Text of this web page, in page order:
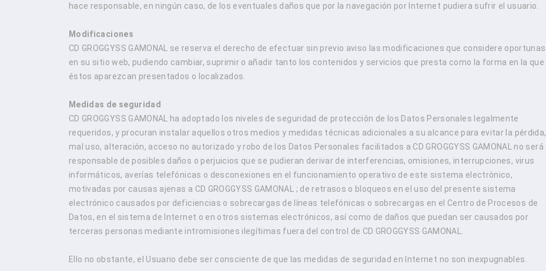
hace responsable, en ningún caso, de los eventuales daños que por la navegación por Internet pudiera sufrir el usuario.
Modificaciones
CD GROGGYSS GAMONAL se reserva el derecho de efectuar sin previo aviso las modificaciones que considere oportunas
en su sitio web, pudiendo cambiar, suprimir o añadir tanto los contenidos y servicios que presta como la forma en la que
éstos aparezcan presentados o localizados.
Medidas de seguridad
CD GROGGYSS GAMONAL ha adoptado los niveles de seguridad de protección de los Datos Personales legalmente
requeridos, y procuran instalar aquellos otros medios y medidas técnicas adicionales a su alcance para evitar la pérdida,
mal uso, alteración, acceso no autorizado y robo de los Datos Personales facilitados a CD GROGGYSS GAMONAL no será
responsable de posibles daños o perjuicios que se pudieran derivar de interferencias, omisiones, interrupciones, virus
informáticos, averías telefónicas o desconexiones en el funcionamiento operativo de este sistema electrónico,
motivadas por causas ajenas a CD GROGGYSS GAMONAL ; de retrasos o bloqueos en el uso del presente sistema
electrónico causados por deficiencias o sobrecargas de líneas telefónicas o sobrecargas en el Centro de Procesos de
Datos, en el sistema de Internet o en otros sistemas electrónicos, así como de daños que puedan ser causados por
terceras personas mediante intromisiones ilegítimas fuera del control de CD GROGGYSS GAMONAL.
Ello no obstante, el Usuario debe ser consciente de que las medidas de seguridad en Internet no son inexpugnables.